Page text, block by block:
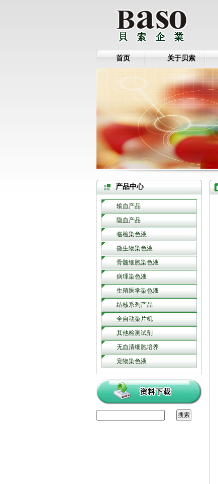
首页 关于贝索
产品中心
输血产品
隐血产品
临检染色液
微生物染色液
骨髓细胞染色液
病理染色液
生殖医学染色液
结核系列产品
全自动染片机
其他检测试剂
无血清细胞培养
宠物染色液